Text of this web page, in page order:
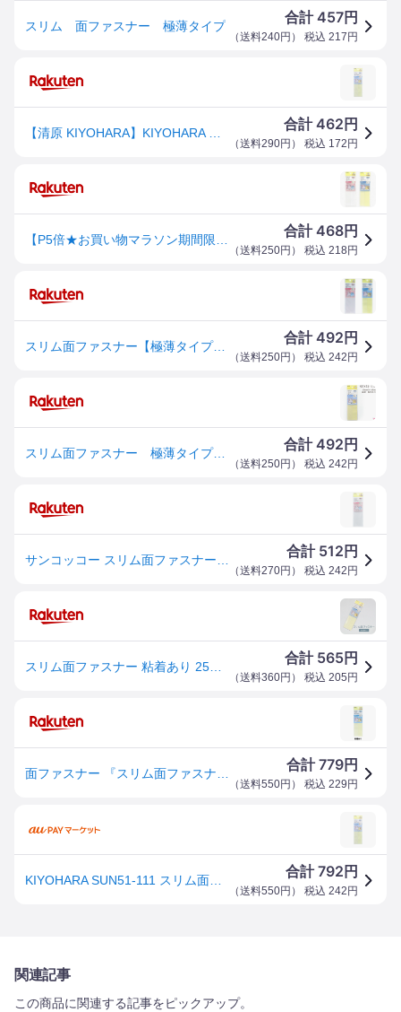
スリム 面ファスナー 極薄タイプ
合計457円
（送料240円 ） 税込 217 円
合計462 円
（送料290円 ） 税込 172 円
合計468円
（送料250円 ） 税込 218 円
スリム面ファスナー【極薄タイプ】＜25mm幅×15cm＞（厚み0．9mm）※ドール服、小物、工作などに最適！
合計492 円
（送料250円 ） 税込 242 円
スリム面ファスナー 極薄タイプ 粘着あり 25mm巾×15cm SUN51-111 サンコッコー
合計492 円
（送料250円 ） 税込 242 円
合計 512 円
（送料270円 ） 税込 242 円
合計 565円
（送料360円 ） 税込 205 円
合計779円
（送料550円 ） 税込 229 円
合計792 円
（送料550円 ） 税込 242 円
関連記事
この商品に関連する記事をピックアップ。